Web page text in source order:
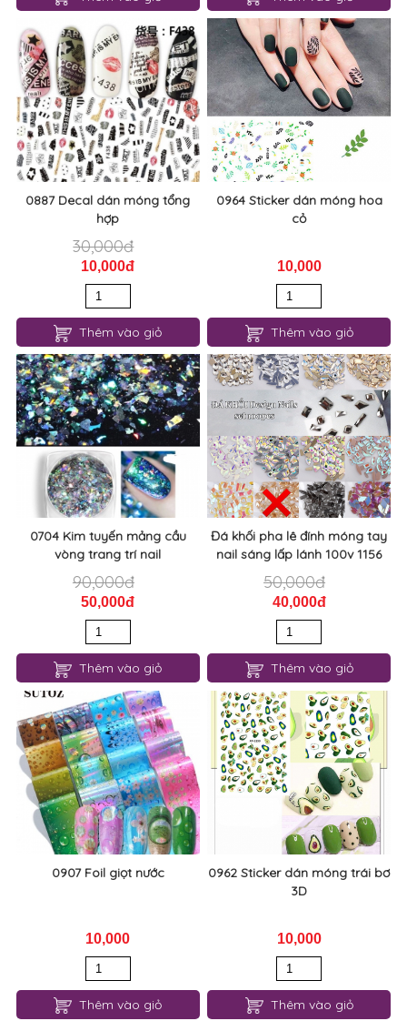
0887 Decal dán móng tổng
hợp
30,000đ
10,000đ
0964 Sticker dán móng hoa
cỏ
10,000
0704 Kim tuyến mảng cầu
vòng trang trí nail
90,000đ
50,000đ
Đá khối pha lê đính móng tay
nail sáng lấp lánh 100v 1156
50,000đ
40,000đ
0907 Foil giọt nước
10,000
0962 Sticker dán móng trái bơ
3D
10,000